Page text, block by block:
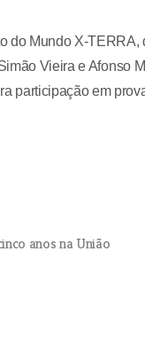
do Mundo X-
Vieira e Afonso
participação em
anos na União